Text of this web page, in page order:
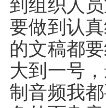
到组织人
要做到认
的文稿都
大到一号
制音频我